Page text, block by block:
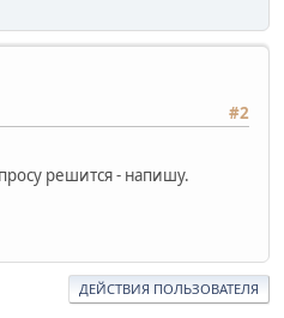
#2
решится - напишу.
ДЕЙСТВИЯ ПОЛЬЗОВАТЕЛЯ